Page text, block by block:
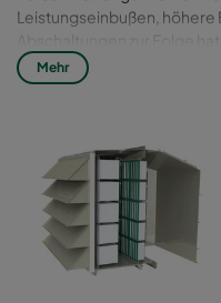
Leistungseinbußen,
Abschaltungen zur Folge hat.
Verunreinigte
Reparaturen verursacht.
entscheidend für die
Wirtschaftlichkeit von
großen Kolbenmotoren.
Statische Filtergehäuse für
Mehr